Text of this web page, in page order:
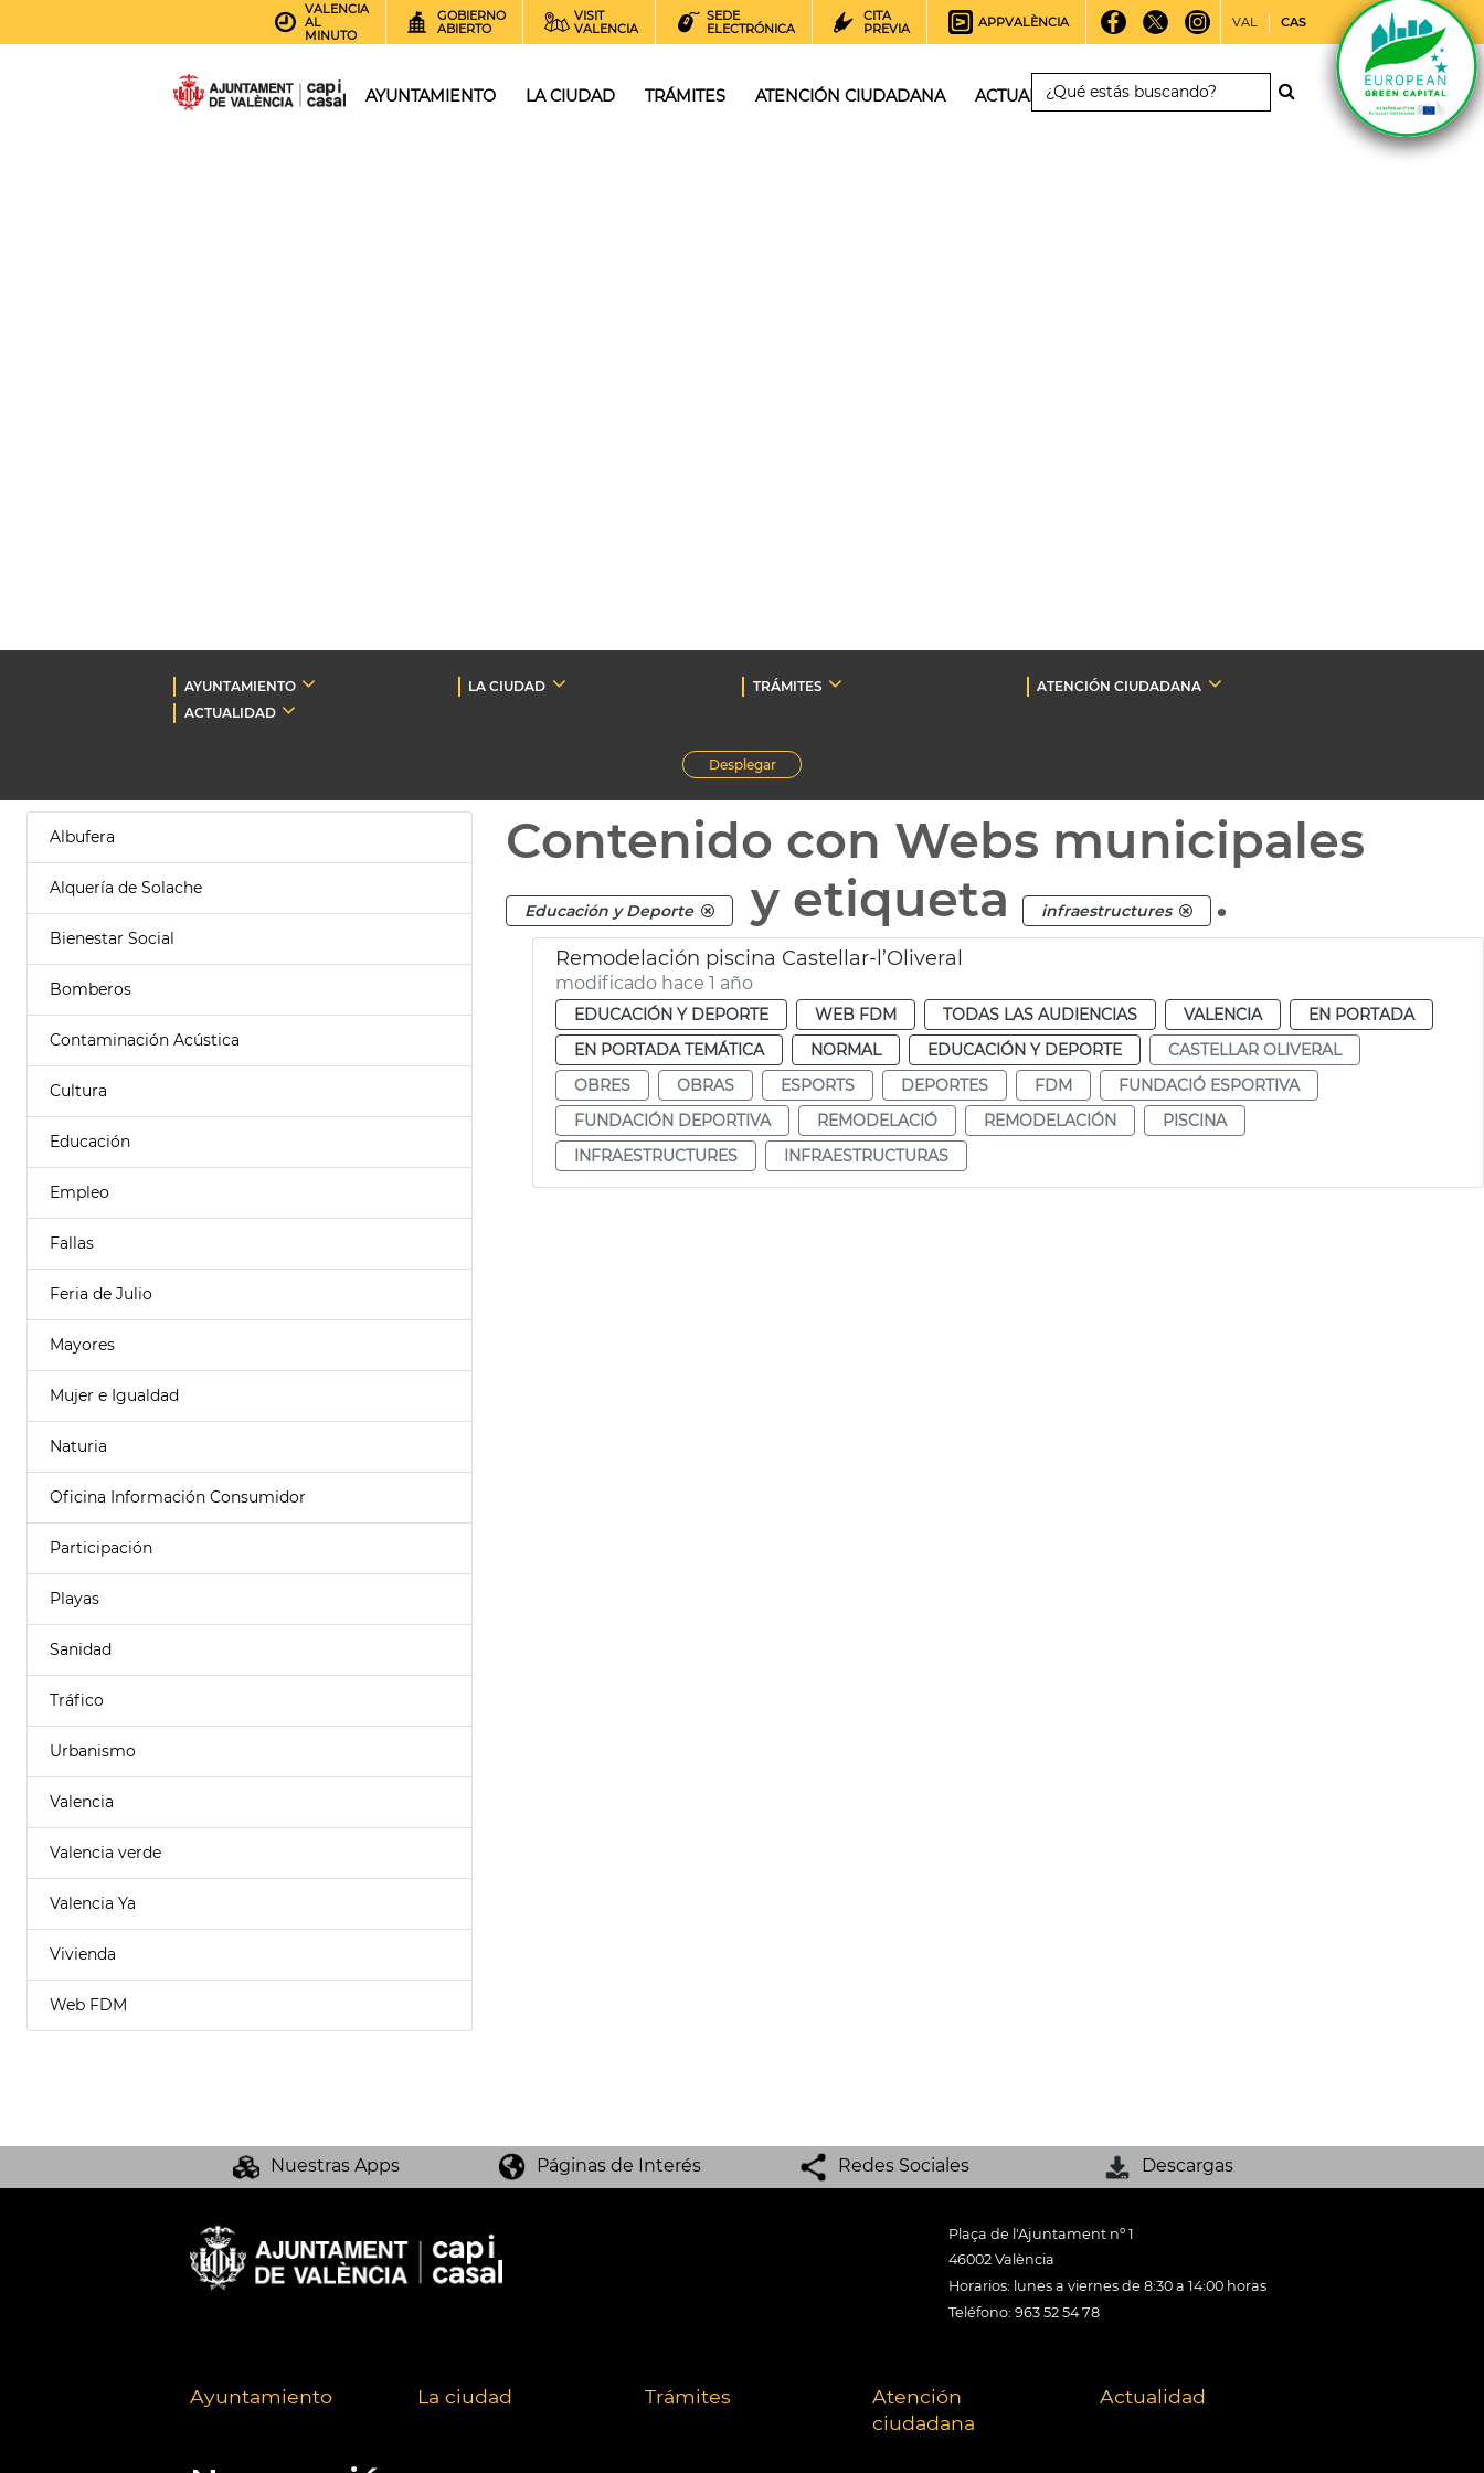
VALENCIA
AL
MINUTO
GOBIERNO
ABIERTO
VISIT
VALENCIA
SEDE
ELECTRÓNICA
CITA
PREVIA
APPVALÈNCIA VAL CAS
AYUNTAMIENTO LA CIUDAD TRÁMITES ATENCIÓN CIUDADANA ACTUALIDAD
AYUNTAMIENTO LA CIUDAD TRÁMITES
ATENCIÓN CIUDADANA
ACTUALIDAD
Desplegar
Albufera
Alquería de Solache
Bienestar Social
Bomberos
Contaminación Acústica
Cultura
Educación
Empleo
Fallas
Feria de Julio
Mayores
Mujer e Igualdad
Naturia
Oficina Información Consumidor
Participación
Playas
Sanidad
Tráfico
Urbanismo
Valencia
Valencia verde
Valencia Ya
Vivienda
Web FDM
Contenido con Webs municipales
Educación y Deporte y etiqueta infraestructures .
Remodelación piscina Castellar-l’Oliveral
modificado hace 1 año
EDUCACIÓN Y DEPORTE WEB FDM TODAS LAS AUDIENCIAS VALENCIA
EN PORTADA
EN PORTADA TEMÁTICA
NORMAL EDUCACIÓN Y DEPORTE
CASTELLAR OLIVERAL
OBRES
OBRAS ESPORTS DEPORTES FDM
FUNDACIÓ ESPORTIVA
FUNDACIÓN DEPORTIVA
REMODELACIÓ REMODELACIÓN
PISCINA
INFRAESTRUCTURES
INFRAESTRUCTURAS
Nuestras Apps Páginas de Interés Redes Sociales Descargas
Plaça de l'Ajuntament nº 1
46002 València
Horarios: lunes a viernes de 8:30 a 14:00 horas
Teléfono: 963 52 54 78
Ayuntamiento La ciudad Trámites
Atención
ciudadana
Actualidad